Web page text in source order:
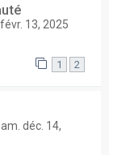
13, 2025
1 2
déc. 14,